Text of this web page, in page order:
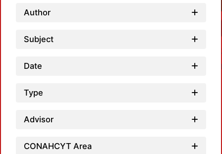
Author
Subject
Date
Type
Advisor
CONAHCYT Area